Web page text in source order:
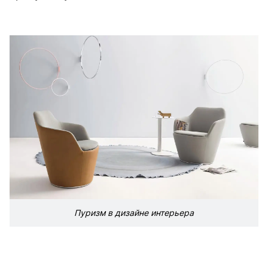
Пуризм в дизайне интерьера